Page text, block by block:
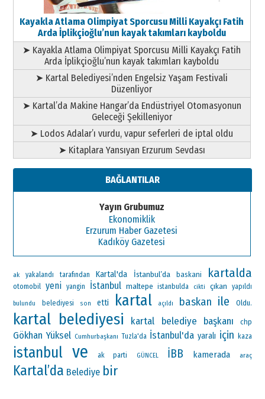
Kayakla Atlama Olimpiyat Sporcusu Milli Kayakçı Fatih
Arda İplikçioğlu’nun kayak takımları kayboldu
➤ Kayakla Atlama Olimpiyat Sporcusu Milli Kayakçı Fatih
Arda İplikçioğlu’nun kayak takımları kayboldu
➤ Kartal Belediyesi’nden Engelsiz Yaşam Festivali
Düzenliyor
➤ Kartal’da Makine Hangar’da Endüstriyel Otomasyonun
Geleceği Şekilleniyor
➤ Lodos Adalar’ı vurdu, vapur seferleri de iptal oldu
➤ Kitaplara Yansıyan Erzurum Sevdası
BAĞLANTILAR
Yayın Grubumuz
Ekonomiklik
Erzurum Haber Gazetesi
Kadıköy Gazetesi
ak yakalandı tarafından Kartal'da İstanbul’da baskani kartalda
otomobil yeni yangin İstanbul maltepe istanbulda cikti çıkan yapıldı
bulundu belediyesi son etti kartal açıldı baskan ile Oldu.
kartal belediyesi kartal belediye başkanı chp
Gökhan Yüksel Cumhurbaşkanı Tuzla'da İstanbul'da yaralı için kaza
istanbul ve ak parti GÜNCEL İBB kamerada araç
Kartal’da Belediye bir